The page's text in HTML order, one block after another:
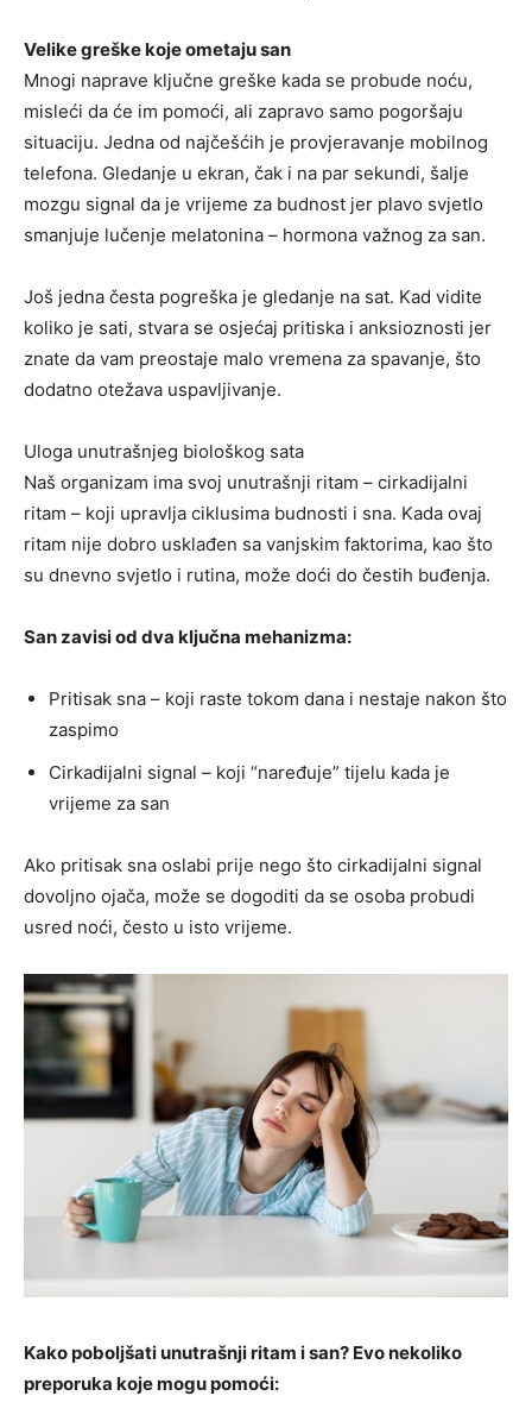
Velike greške koje ometaju san
Mnogi naprave ključne greške kada se probude noću,
misleći da će im pomoći, ali zapravo samo pogoršaju
situaciju. Jedna od najčešćih je provjeravanje mobilnog
telefona. Gledanje u ekran, čak i na par sekundi, šalje
mozgu signal da je vrijeme za budnost jer plavo svjetlo
smanjuje lučenje melatonina – hormona važnog za san.
Još jedna česta pogreška je gledanje na sat. Kad vidite
koliko je sati, stvara se osjećaj pritiska i anksioznosti jer
znate da vam preostaje malo vremena za spavanje, što
dodatno otežava uspavljivanje.
Uloga unutrašnjeg biološkog sata
Naš organizam ima svoj unutrašnji ritam – cirkadijalni
ritam – koji upravlja ciklusima budnosti i sna. Kada ovaj
ritam nije dobro usklađen sa vanjskim faktorima, kao što
su dnevno svjetlo i rutina, može doći do čestih buđenja.
San zavisi od dva ključna mehanizma:
Pritisak sna – koji raste tokom dana i nestaje nakon što
zaspimo
Cirkadijalni signal – koji “naređuje” tijelu kada je
vrijeme za san
Ako pritisak sna oslabi prije nego što cirkadijalni signal
dovoljno ojača, može se dogoditi da se osoba probudi
usred noći, često u isto vrijeme.
Kako poboljšati unutrašnji ritam i san? Evo nekoliko
preporuka koje mogu pomoći: